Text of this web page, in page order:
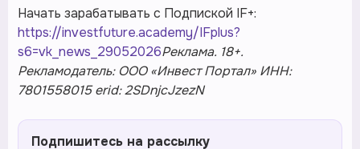
Начать зарабатывать с Подпиской IF+:
https://investfuture.academy/IFplus?
s6=vk_news_29052026Реклама. 18+.
Рекламодатель: ООО «Инвест Портал» ИНН:
7801558015 erid: 2SDnjcJzezN
Подпишитесь на рассылку